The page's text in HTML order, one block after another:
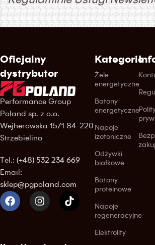
Oficjalny
dystrybutor
Performance Group
Poland sp. z o.o.
Wejherowska 15/1 84-220
Strzebielino
Tel.: (+48) 532 234 669
Email:
sklep@pgpoland.com
Kategorie
Żele
energetyczne
Batony
energetyczne
Napoje
izotoniczne
Odżywki
białkowe
Batony
proteinowe
Napoje
regeneracyjne
Elektrolity